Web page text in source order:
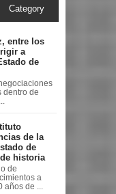
Category
entre los
a
de
dentro de
de la
de
historia
de
a
de ...